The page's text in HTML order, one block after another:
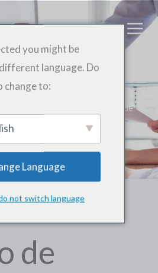
Visual da Marca
dos nosso pacote de criação de
visual de marca!
de
you might be
language. Do
change to:
Language
not switch language